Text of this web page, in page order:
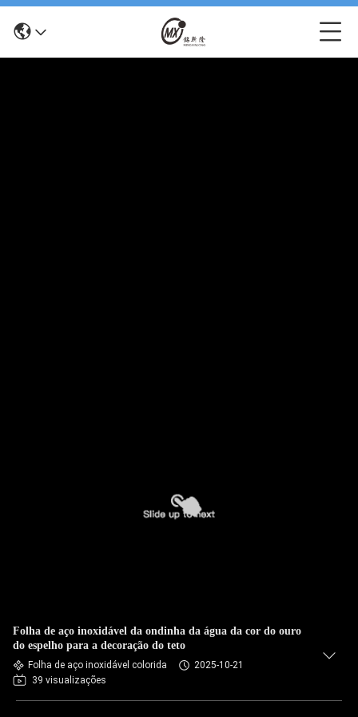
Folha de aço inoxidável da ondinha da água da cor do ouro
do espelho para a decoração do teto
Folha de aço inoxidável colorida
2025-10-21
39 visualizações